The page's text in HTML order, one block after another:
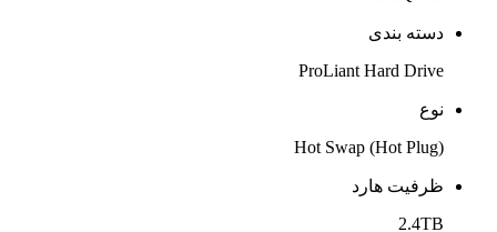
دسته بندی
ProLiant Hard Drive
نوع
Hot Swap (Hot Plug)
ظرفیت هارد
2.4TB